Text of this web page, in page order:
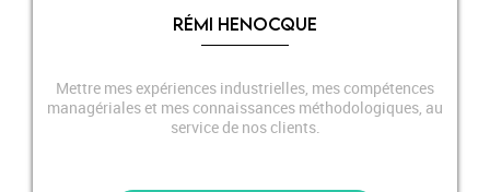
RÉMI HENOCQUE
Mettre mes expériences industrielles, mes compétences
managériales et mes connaissances méthodologiques, au
service de nos clients.